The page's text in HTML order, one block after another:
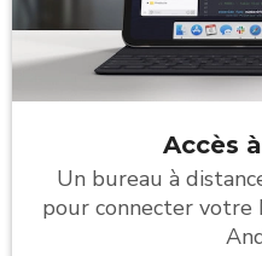
Accès
Un bureau à
pour connecter votre